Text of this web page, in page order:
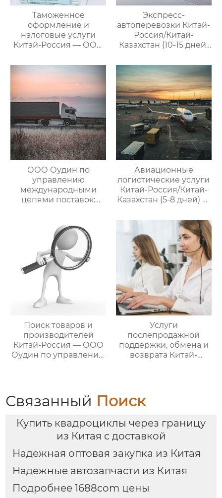
Таможенное
оформление и
налоговые услуги
Китай-Россия — ООО
международными
цепями поставок
Экспресс-
автоперевозки Китай-
Россия/Китай-
Казахстан (10-15 дней)
управлению
международными
цепями поставок
ООО Оудин по
управлению
международными
цепями поставок:
логистики Китай-
Россия/Китай-
Казахстан,
предлагающий
множество
эффективных
способов доставки
для удовлетворения
различных
клиентов
Авиационные
логистические услуги
Китай-Россия/Китай-
Казахстан (5-8 дней) —
управлению
международными
цепями поставок
Поиск товаров и
производителей
Китай-Россия — ООО
Оудин по управлению
Услуги
послепродажной
поддержки, обмена и
возврата Китай-
Связанный Поиск
Купить квадроциклы через границу
из Китая с доставкой
Надежная оптовая закупка из Китая
Надежные автозапчасти из Китая
Подробнее 1688com цены